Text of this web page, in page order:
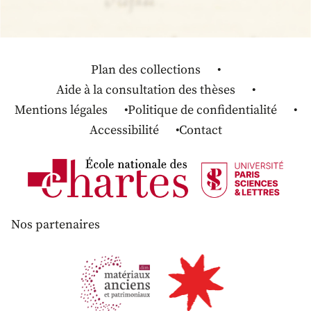
Plan des collections
Aide à la consultation des thèses
Mentions légales
Politique de confidentialité
Accessibilité
Contact
Nos partenaires